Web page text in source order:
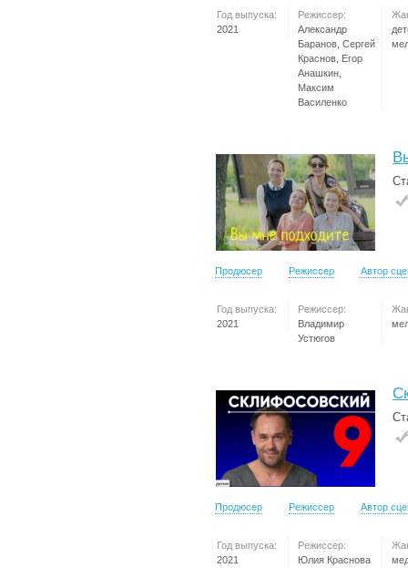
Год выпуска:
2021
Режиссер:
Александр
Баранов, Сергей
Краснов, Егор
Анашкин,
Максим
Василенко
Продюсер Режиссер Автор
Год выпуска:
2021
Режиссер:
Владимир
Устюгов
Продюсер Режиссер Автор
Год выпуска:
2021
Режиссер:
Юлия Краснова